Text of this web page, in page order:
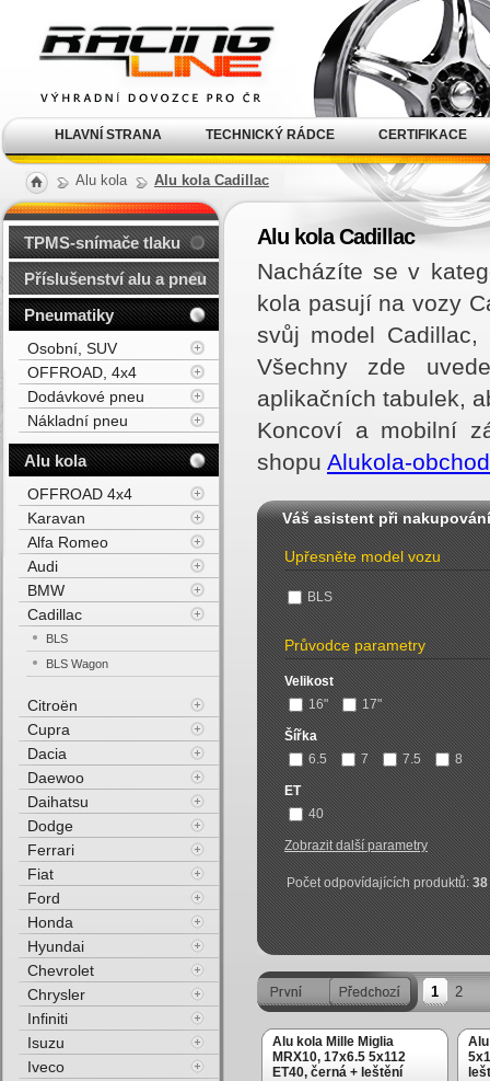
Alu kola Alu kola Cadillac
Alu kola Cadillac
Nacházíte se v
kola pasují na vozy
svůj model
Všechny zde
aplikačních tabulek,
Koncoví a mobilní
shopu Alukola-
Váš asistent při nakupování
Upřesněte model vozu
BLS
Průvodce parametry
Velikost
16"
17"
Šířka
6.5
7 7.5 8
ET
40
Zobrazit další parametry
Počet odpovídajících produktů:38
1 2
Alu kola Mille Miglia
MRX10, 17x6.5 5x112
ET40, černá + leštění
TPMS-snímače tlaku
Příslušenství alu a pneu
Pneumatiky
Osobní, SUV
OFFROAD, 4x4
Dodávkové pneu
Nákladní pneu
Alu kola
OFFROAD 4x4
Karavan
Alfa Romeo
Audi
BMW
Cadillac
BLS
BLS Wagon
Citroën
Cupra
Dacia
Daewoo
Daihatsu
Dodge
Ferrari
Fiat
Ford
Honda
Hyundai
Chevrolet
Chrysler
Infiniti
Isuzu
Iveco
kola Racing Line
HLAVNÍ STRANA TECHNICKÝ RÁDCE CERTIFIKACE